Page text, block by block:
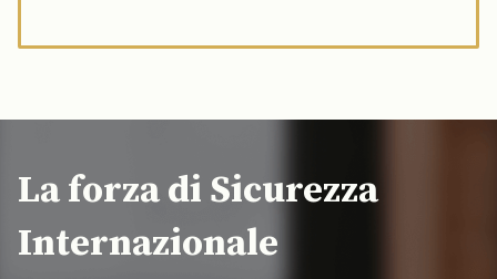
La forza di Sicurezza
Internazionale